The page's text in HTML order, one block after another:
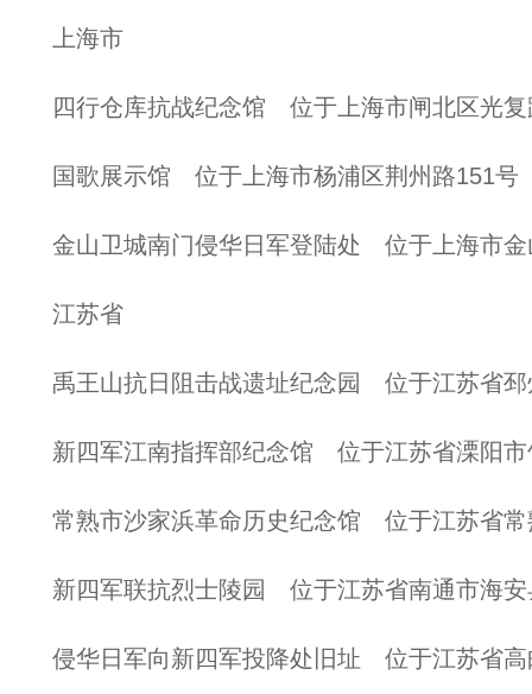
上海市
四行仓库抗战纪念馆 位于上海市闸北区光复
国歌展示馆 位于上海市杨浦区荆州路151号
金山卫城南门侵华日军登陆处 位于上海市
江苏省
禹王山抗日阻击战遗址纪念园 位于江苏省邳
新四军江南指挥部纪念馆 位于江苏省溧阳市
常熟市沙家浜革命历史纪念馆 位于江苏省
新四军联抗烈士陵园 位于江苏省南通市海安
侵华日军向新四军投降处旧址 位于江苏省高